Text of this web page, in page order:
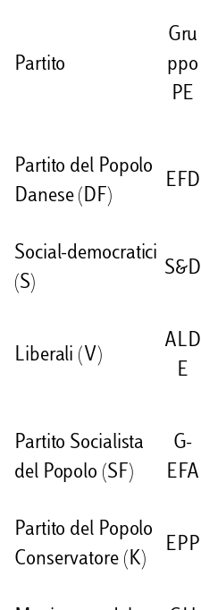
Partito
Gru
ppo
PE
Partito del Popolo
Danese (DF)
EFD
Social-democratici
(S)
S&D
Liberali (V)
ALD
E
Partito Socialista
del Popolo (SF)
G-
EFA
Partito del Popolo
Conservatore (K)
EPP